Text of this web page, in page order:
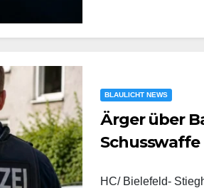
BLAULICHT NEWS
Ärger über
Schusswaffe
HC/ Bielefeld-